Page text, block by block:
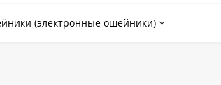
(электронные ошейники)